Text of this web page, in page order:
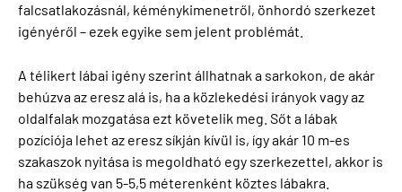
falcsatlakozásnál, kéménykimenetről, önhordó szerkezet
igényéről – ezek egyike sem jelent problémát.
A télikert lábai igény szerint állhatnak a sarkokon, de akár
behúzva az eresz alá is, ha a közlekedési irányok vagy az
oldalfalak mozgatása ezt követelik meg. Sőt a lábak
pozíciója lehet az eresz síkján kívül is, így akár 10 m-es
szakaszok nyitása is megoldható egy szerkezettel, akkor is
ha szükség van 5-5,5 méterenként köztes lábakra.